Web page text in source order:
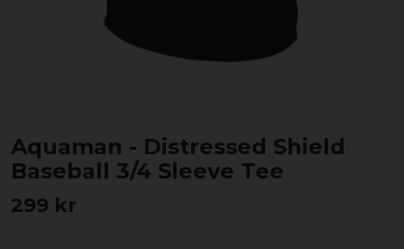
Aquaman - Distressed Shield
Baseball 3/4 Sleeve Tee
299 kr